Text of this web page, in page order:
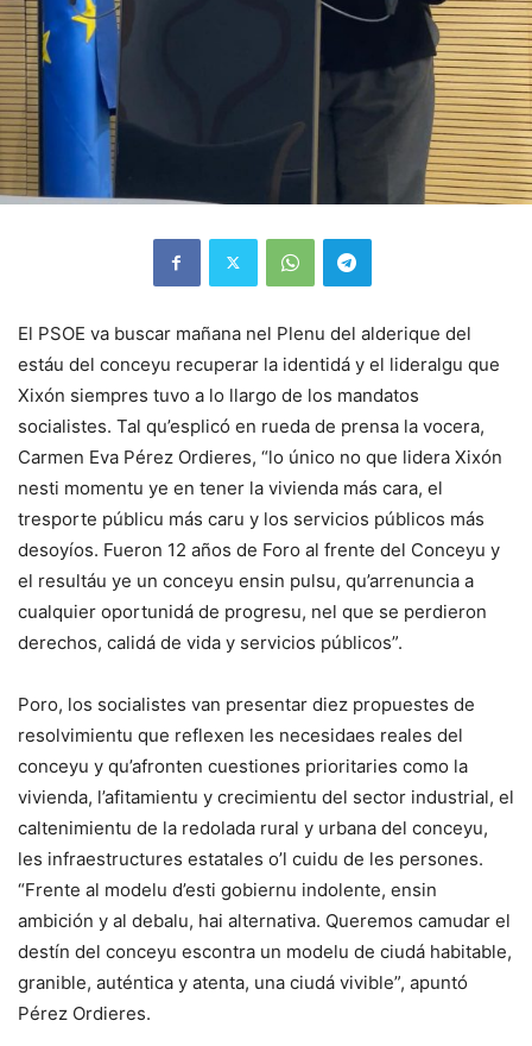
El PSOE va buscar mañana nel Plenu del alderique del
estáu del conceyu recuperar la identidá y el lideralgu que
Xixón siempres tuvo a lo llargo de los mandatos
socialistes. Tal qu’esplicó en rueda de prensa la vocera,
Carmen Eva Pérez Ordieres, “lo único no que lidera Xixón
nesti momentu ye en tener la vivienda más cara, el
tresporte públicu más caru y los servicios públicos más
desoyíos. Fueron 12 años de Foro al frente del Conceyu y
el resultáu ye un conceyu ensin pulsu, qu’arrenuncia a
cualquier oportunidá de progresu, nel que se perdieron
derechos, calidá de vida y servicios públicos”.
Poro, los socialistes van presentar diez propuestes de
resolvimientu que reflexen les necesidaes reales del
conceyu y qu’afronten cuestiones prioritaries como la
vivienda, l’afitamientu y crecimientu del sector industrial, el
caltenimientu de la redolada rural y urbana del conceyu,
les infraestructures estatales o’l cuidu de les persones.
“Frente al modelu d’esti gobiernu indolente, ensin
ambición y al debalu, hai alternativa. Queremos camudar el
destín del conceyu escontra un modelu de ciudá habitable,
granible, auténtica y atenta, una ciudá vivible”, apuntó
Pérez Ordieres.